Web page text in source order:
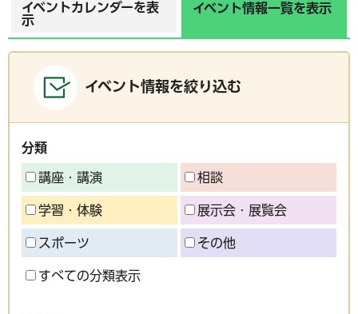
イベントカレンダーを表
示
イベント情報一覧を表示
イベント情報を絞り込む
分類
講座・講演 相談
学習・体験 展示会・展覧会
スポーツ その他
すべての分類表示